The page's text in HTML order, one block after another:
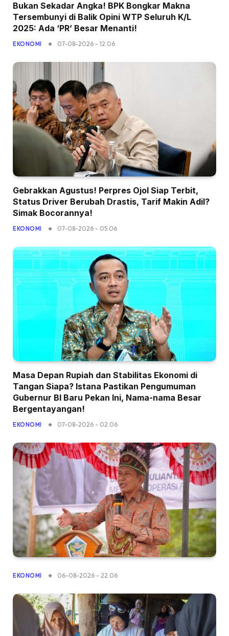
Bukan Sekadar Angka! BPK Bongkar Makna
Tersembunyi di Balik Opini WTP Seluruh K/L
2025: Ada ‘PR’ Besar Menanti!
EKONOMI 07-08-2026 - 12.06
Gebrakkan Agustus! Perpres Ojol Siap Terbit,
Status Driver Berubah Drastis, Tarif Makin Adil?
Simak Bocorannya!
EKONOMI 07-08-2026 - 05.06
Masa Depan Rupiah dan Stabilitas Ekonomi di
Tangan Siapa? Istana Pastikan Pengumuman
Gubernur BI Baru Pekan Ini, Nama-nama Besar
Bergentayangan!
EKONOMI 07-08-2026 - 02.06
EKONOMI 06-08-2026 - 22.06